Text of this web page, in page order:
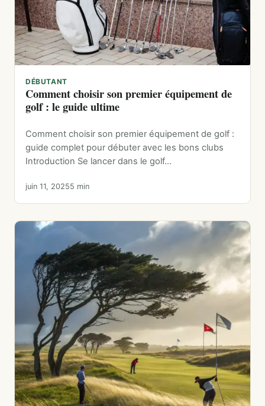
DÉBUTANT
Comment choisir son premier équipement de
golf : le guide ultime
Comment choisir son premier équipement de golf :
guide complet pour débuter avec les bons clubs
Introduction Se lancer dans le golf…
juin 11, 20255 min